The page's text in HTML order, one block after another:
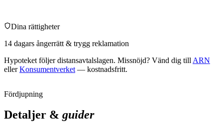
Dina rättigheter
14 dagars ångerrätt & trygg reklamation
Hypoteket följer distansavtalslagen. Missnöjd? Vänd dig till ARN
eller Konsumentverket — kostnadsfritt.
Fördjupning
Detaljer & guider